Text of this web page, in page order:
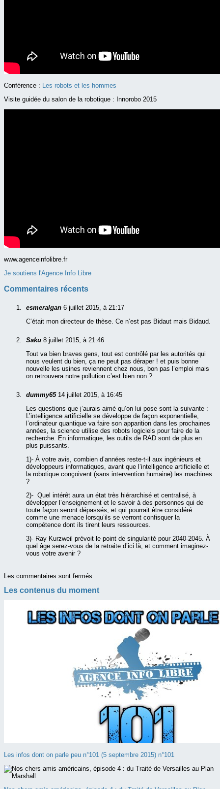
Conférence : Les robots et les hommes
Visite guidée du salon de la robotique : Innorobo 2015
www.agenceinfolibre.fr
Je soutiens l'Agence Info Libre
Commentaires récents
esmeralgan 6 juillet 2015, à 21:17
C’était mon directeur de thèse. Ce n’est pas Bidaut mais Bidaud.
Saku 8 juillet 2015, à 21:46
Tout va bien braves gens, tout est contrôlé par les autorités qui
nous veulent du bien, ça ne peut pas déraper ! et puis bonne
nouvelle les usines reviennent chez nous, bon pas l’emploi mais
on retrouvera notre pollution c’est bien non ?
dummy65 14 juillet 2015, à 16:45
Les questions que j’aurais aimé qu’on lui pose sont la suivante :
L’intelligence artificielle se développe de façon exponentielle,
l’ordinateur quantique va faire son apparition dans les prochaines
années, la science utilise des robots logiciels pour faire de la
recherche. En informatique, les outils de RAD sont de plus en
plus puissants.
1)- À votre avis, combien d’années reste-t-il aux ingénieurs et
développeurs informatiques, avant que l’intelligence artificielle et
la robotique conçoivent (sans intervention humaine) les machines
?
2)- Quel intérêt aura un état très hiérarchisé et centralisé, à
développer l’enseignement et le savoir à des personnes qui de
toute façon seront dépassés, et qui pourrait être considéré
comme une menace lorsqu’ils se verront confisquer la
compétence dont ils tirent leurs ressources.
3)- Ray Kurzweil prévoit le point de singularité pour 2040-2045. À
quel âge serez-vous de la retraite d’ici là, et comment imaginez-
vous votre avenir ?
Les commentaires sont fermés
Les contenus du moment
Les infos dont on parle peu n°101 (5 septembre 2015) n°101